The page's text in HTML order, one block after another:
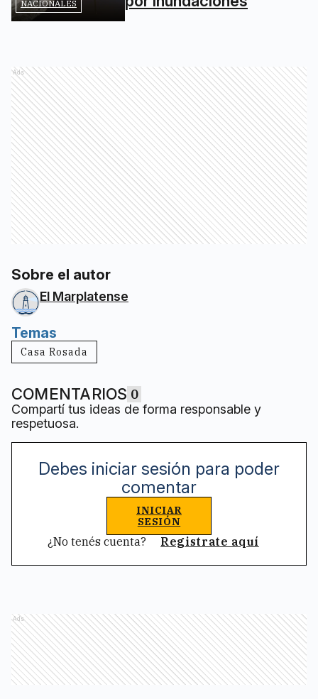
NACIONALES
Ads
Sobre el autor
El Marplatense
Temas
Casa Rosada
COMENTARIOS 0
Compartí tus ideas de forma responsable y
respetuosa.
Debes iniciar sesión para poder
comentar
INICIAR
SESIÓN
¿No tenés cuenta? Registrate aquí
Ads